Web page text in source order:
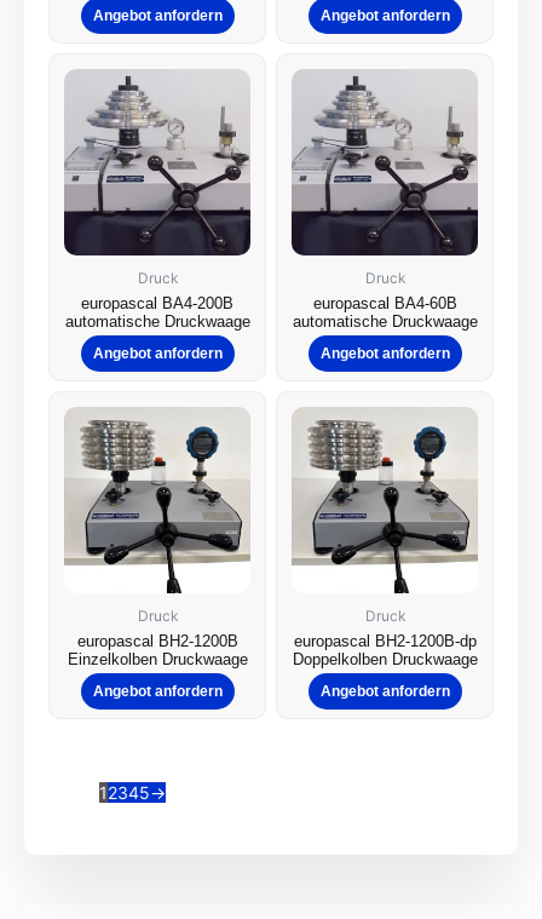
Angebot anfordern Angebot anfordern
Druck
europascal BA4-200B
automatische Druckwaage
Angebot anfordern
Druck
europascal BA4-60B
automatische Druckwaage
Angebot anfordern
Druck
europascal BH2-1200B
Einzelkolben Druckwaage
Angebot anfordern
Druck
europascal BH2-1200B-dp
Doppelkolben Druckwaage
Angebot anfordern
12345→